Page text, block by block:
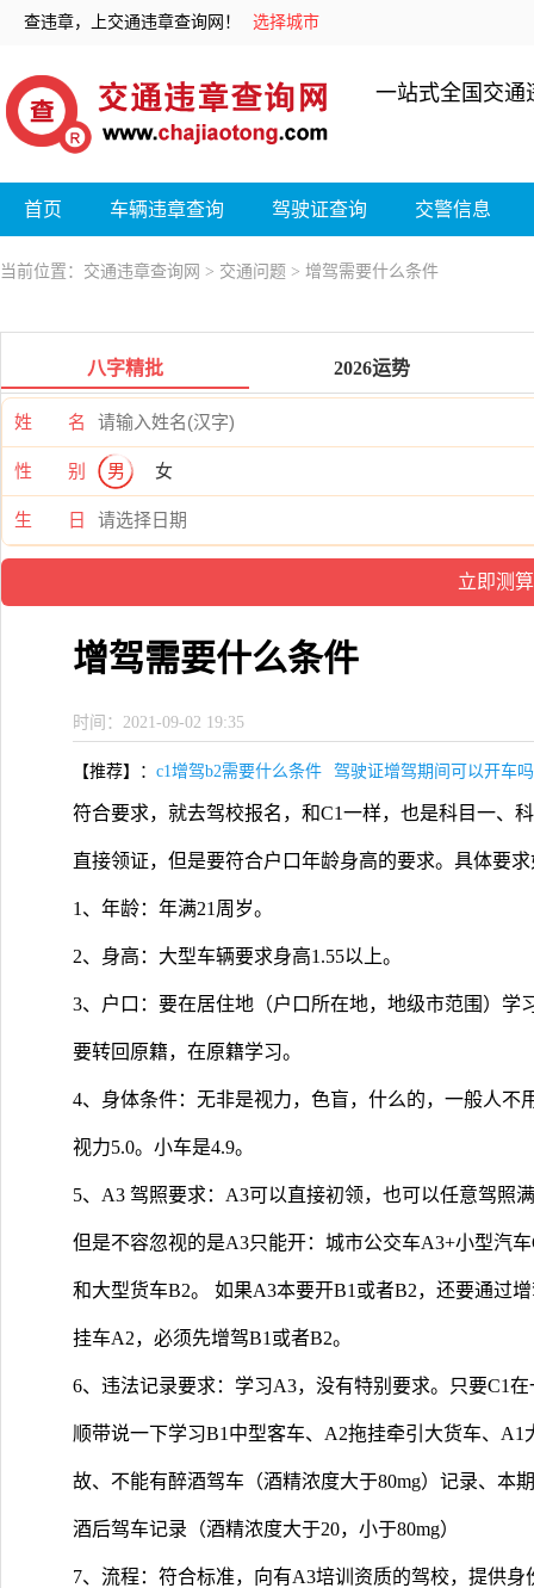
查违章，上交通违章查询网！ 选择城市
一站式全国交通
首页 车辆违章查询 驾驶证查询 交警信息
当前位置： 交通违章查询网 > 交通问题 > 增驾需要什么条件
八字精批 2026运势
姓 名
性 别 男 女
生 日
增驾需要什么条件
时间：2021-09-02 19:35
【推荐】： c1增驾b2需要什么条件 驾驶证增驾期间可以开车吗
符合要求，就去驾校报名，和C1一样，也是科目一、
直接领证，但是要符合户口年龄身高的要求。具体要
1、年龄：年满21周岁。
2、身高：大型车辆要求身高1.55以上。
3、户口：要在居住地（户口所在地，地级市范围）学
要转回原籍，在原籍学习。
4、身体条件：无非是视力，色盲，什么的，一般人
视力5.0。小车是4.9。
5、A3 驾照要求：A3可以直接初领，也可以任意驾照
但是不容忽视的是A3只能开：城市公交车A3+小型汽
和大型货车B2。 如果A3本要开B1或者B2，还要通过
挂车A2，必须先增驾B1或者B2。
6、违法记录要求：学习A3，没有特别要求。只要C1
顺带说一下学习B1中型客车、A2拖挂牵引大货车、
故、不能有醉酒驾车（酒精浓度大于80mg）记录、本
酒后驾车记录（酒精浓度大于20，小于80mg）
7、流程：符合标准，向有A3培训资质的驾校，提供